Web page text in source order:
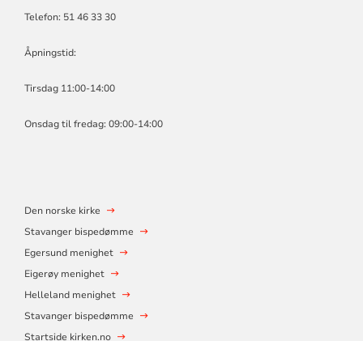
Telefon: 51 46 33 30
Åpningstid:
Tirsdag 11:00-14:00
Onsdag til fredag: 09:00-14:00
Den norske kirke
Stavanger bispedømme
Egersund menighet
Eigerøy menighet
Helleland menighet
Stavanger bispedømme
Startside kirken.no